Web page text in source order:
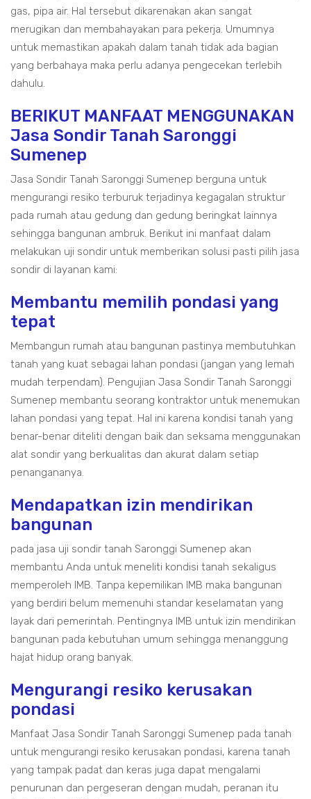
gas, pipa air. Hal tersebut dikarenakan akan sangat
merugikan dan membahayakan para pekerja. Umumnya
untuk memastikan apakah dalam tanah tidak ada bagian
yang berbahaya maka perlu adanya pengecekan terlebih
dahulu.
BERIKUT MANFAAT MENGGUNAKAN
Jasa Sondir Tanah Saronggi
Sumenep
Jasa Sondir Tanah Saronggi Sumenep berguna untuk
mengurangi resiko terburuk terjadinya kegagalan struktur
pada rumah atau gedung dan gedung beringkat lainnya
sehingga bangunan ambruk. Berikut ini manfaat dalam
melakukan uji sondir untuk memberikan solusi pasti pilih jasa
sondir di layanan kami:
Membantu memilih pondasi yang
tepat
Membangun rumah atau bangunan pastinya membutuhkan
tanah yang kuat sebagai lahan pondasi (jangan yang lemah
mudah terpendam). Pengujian Jasa Sondir Tanah Saronggi
Sumenep membantu seorang kontraktor untuk menemukan
lahan pondasi yang tepat. Hal ini karena kondisi tanah yang
benar-benar diteliti dengan baik dan seksama menggunakan
alat sondir yang berkualitas dan akurat dalam setiap
penangananya.
Mendapatkan izin mendirikan
bangunan
pada jasa uji sondir tanah Saronggi Sumenep akan
membantu Anda untuk meneliti kondisi tanah sekaligus
memperoleh IMB. Tanpa kepemilikan IMB maka bangunan
yang berdiri belum memenuhi standar keselamatan yang
layak dari pemerintah. Pentingnya IMB untuk izin mendirikan
bangunan pada kebutuhan umum sehingga menanggung
hajat hidup orang banyak.
Mengurangi resiko kerusakan
pondasi
Manfaat Jasa Sondir Tanah Saronggi Sumenep pada tanah
untuk mengurangi resiko kerusakan pondasi, karena tanah
yang tampak padat dan keras juga dapat mengalami
penurunan dan pergeseran dengan mudah, peranan itu